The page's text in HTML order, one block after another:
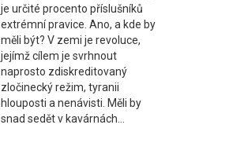
je určité procento příslušníků
extrémní pravice. Ano, a kde by
měli být? V zemi je revoluce,
jejímž cílem je svrhnout
naprosto zdiskreditovaný
zločinecký režim, tyranii
hlouposti a nenávisti. Měli by
snad sedět v kavárnách...